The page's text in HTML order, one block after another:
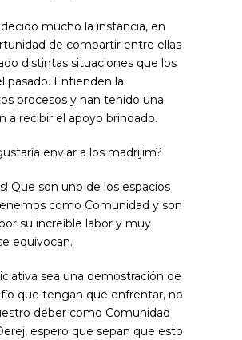
mucho la instancia, en
de compartir entre ellas
distintas situaciones que los
pasado. Entienden la
procesos y han tenido una
a recibir el apoyo brindado.
enviar a los madrijim?
Que son uno de los espacios
como Comunidad y son
su increíble labor y muy
equivocan.
sea una demostración de
que tengan que enfrentar, no
deber como Comunidad
espero que sepan que esto